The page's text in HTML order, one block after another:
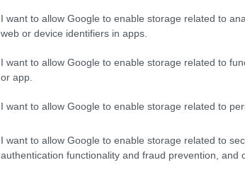
I want to allow Google to enable storage related to
web or device identifiers in apps.
I want to allow Google to enable storage related to
or app.
I want to allow Google to enable storage related to
I want to allow Google to enable storage related to
authentication functionality and fraud prevention, and
θύματα
Την υπόθεση έκανε
Ιατρικός Σύλλογος
Υγεία|21.01.2025 15:20
Παραδοχή ΗΔΙΚΑ για τα